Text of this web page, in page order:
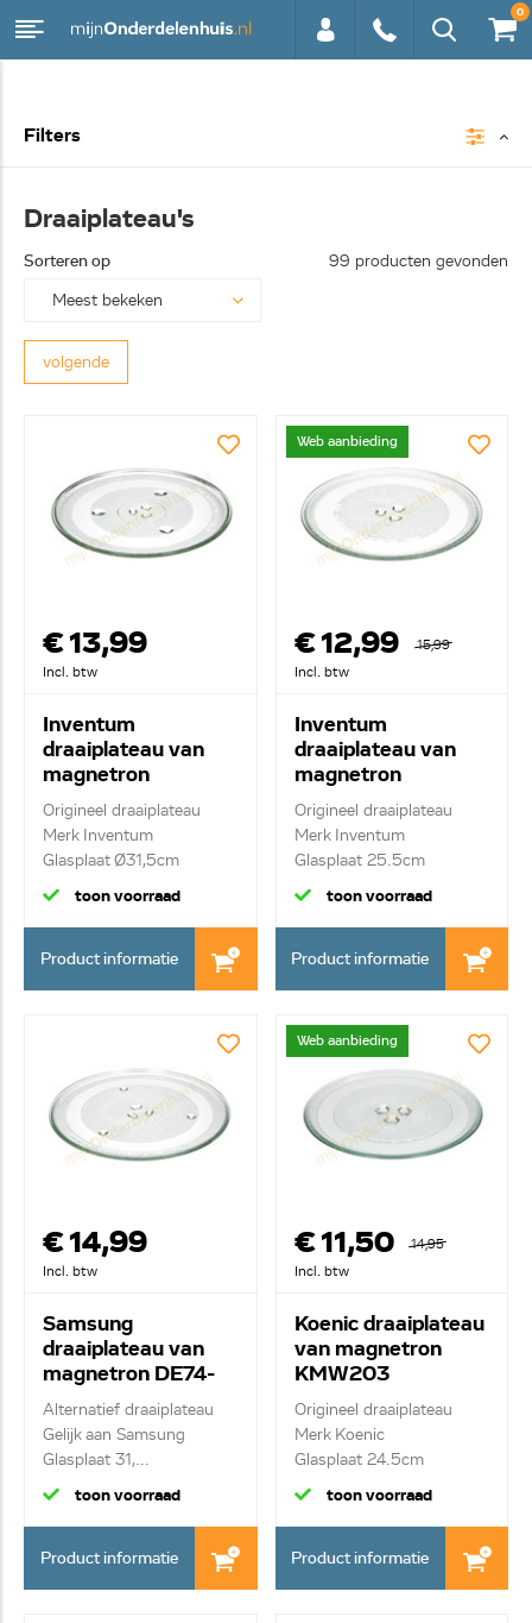
0
Filters
Draaiplateau's
Sorteren op 99 producten gevonden
volgende
€ 13,99
Incl. btw
Inventum
draaiplateau van
magnetron
30100900002
Origineel draaiplateau
Merk Inventum
Glasplaat Ø31,5cm
toon voorraad
Product informatie
Web aanbieding
€ 12,99
15,99
Incl. btw
Inventum
draaiplateau van
magnetron
30100900001
Origineel draaiplateau
Merk Inventum
Glasplaat 25.5cm
toon voorraad
Product informatie
€ 14,99
Incl. btw
Samsung
draaiplateau van
magnetron DE74-
20015G
Alternatief draaiplateau
Gelijk aan Samsung
Glasplaat 31,...
toon voorraad
Product informatie
Web aanbieding
€ 11,50
14,95
Incl. btw
Koenic draaiplateau
van magnetron
KMW203
Origineel draaiplateau
Merk Koenic
Glasplaat 24.5cm
toon voorraad
Product informatie